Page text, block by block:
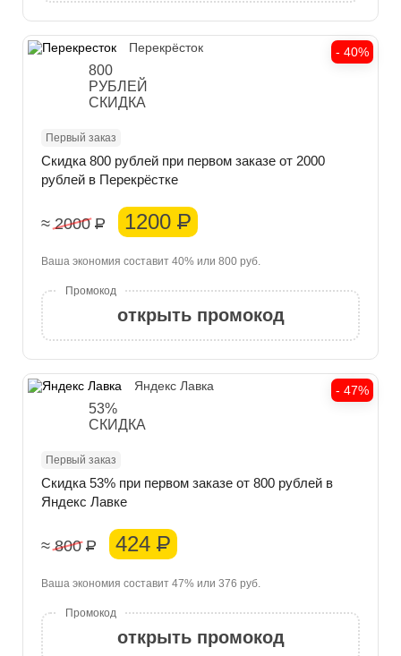
- 40%
800
РУБЛЕЙ
СКИДКА
Первый заказ
Скидка 800 рублей при первом заказе от 2000
рублей в Перекрёстке
≈ 2000Р 1200 Р
Ваша экономия составит 40% или 800 руб.
открыть промокод
Перекрёсток
- 47%
53%
СКИДКА
Первый заказ
Скидка 53% при первом заказе от 800 рублей в
Яндекс Лавке
≈ 800Р 424 Р
Ваша экономия составит 47% или 376 руб.
открыть промокод
Яндекс Лавка